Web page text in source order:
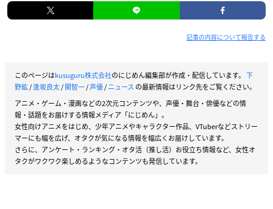
記事の内容について報告する
このページはkusuguru株式会社のにじめん編集部が作成・配信しています。 下
野紘/逢坂良太/関智一/声優/ニュース の最新情報はリンク先をご覧ください。
アニメ・ゲーム・漫画などの2次元コンテンツや、声優・舞台・俳優などの情
報・話題をお届けする情報メディア「にじめん」。
女性向けアニメをはじめ、少年アニメやキャラクター作品、VTuberなどストリー
マーにも幅を広げ、オタクが気になる情報を幅広くお届けしています。
さらに、アンケート・ランキング・オタ活（推し活）お役立ち情報など、女性オ
タクがワクワク楽しめるようなコンテンツも発信しています。